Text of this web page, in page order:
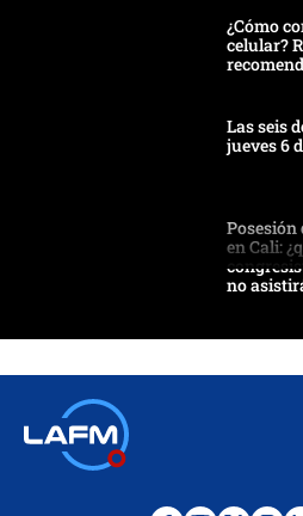
¿Cómo
celular?
Las seis
jueves 6
Posesión
en Cali:
no
crece el